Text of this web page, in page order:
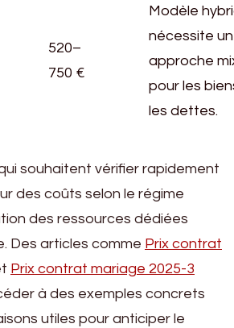
520–
750 €
Modèle
nécessite
approche
pour les
les dettes.
souhaitent vérifier rapidement
des coûts selon le régime
des ressources dédiées
Des articles comme Prix contrat
Prix contrat mariage 2025-3
à des exemples concrets
utiles pour anticiper le